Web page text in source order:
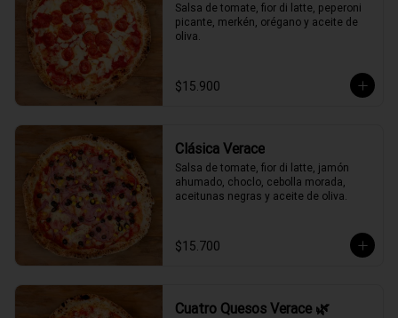
Salsa de tomate, fior di latte, peperoni
picante, merkén, orégano y aceite de
oliva.
$15.900
Clásica Verace
Salsa de tomate, fior di latte, jamón
ahumado, choclo, cebolla morada,
aceitunas negras y aceite de oliva.
$15.700
Cuatro Quesos Verace 🌿